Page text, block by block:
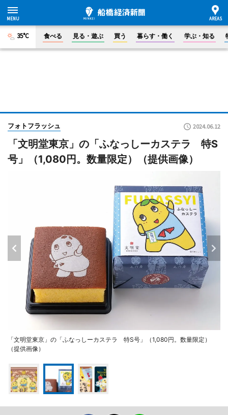
35°C 食べる 見る・遊ぶ 買う 暮らす・働く 学ぶ・知る
フォトフラッシュ 2024.06.12
「文明堂東京」の「ふなっしーカステラ 特S
号」（1,080円。数量限定）（提供画像）
「文明堂東京」の「ふなっしーカステラ 特S号」（1,080円。数量限定）
（提供画像）